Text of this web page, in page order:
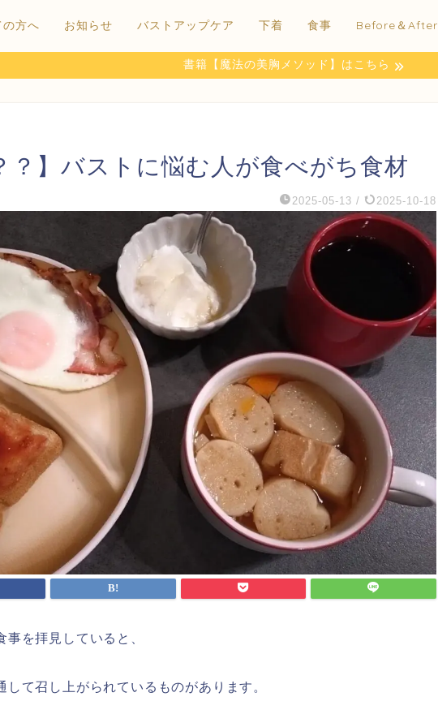
の方へ お知らせ バストアップケア 下着 食事 Before＆After
書籍【魔法の美胸メソッド】はこちら
？】バストに悩む人が食べがち食材
2025-05-13 / 2025-10-18
を拝見していると、
て召し上がられているものがあります。